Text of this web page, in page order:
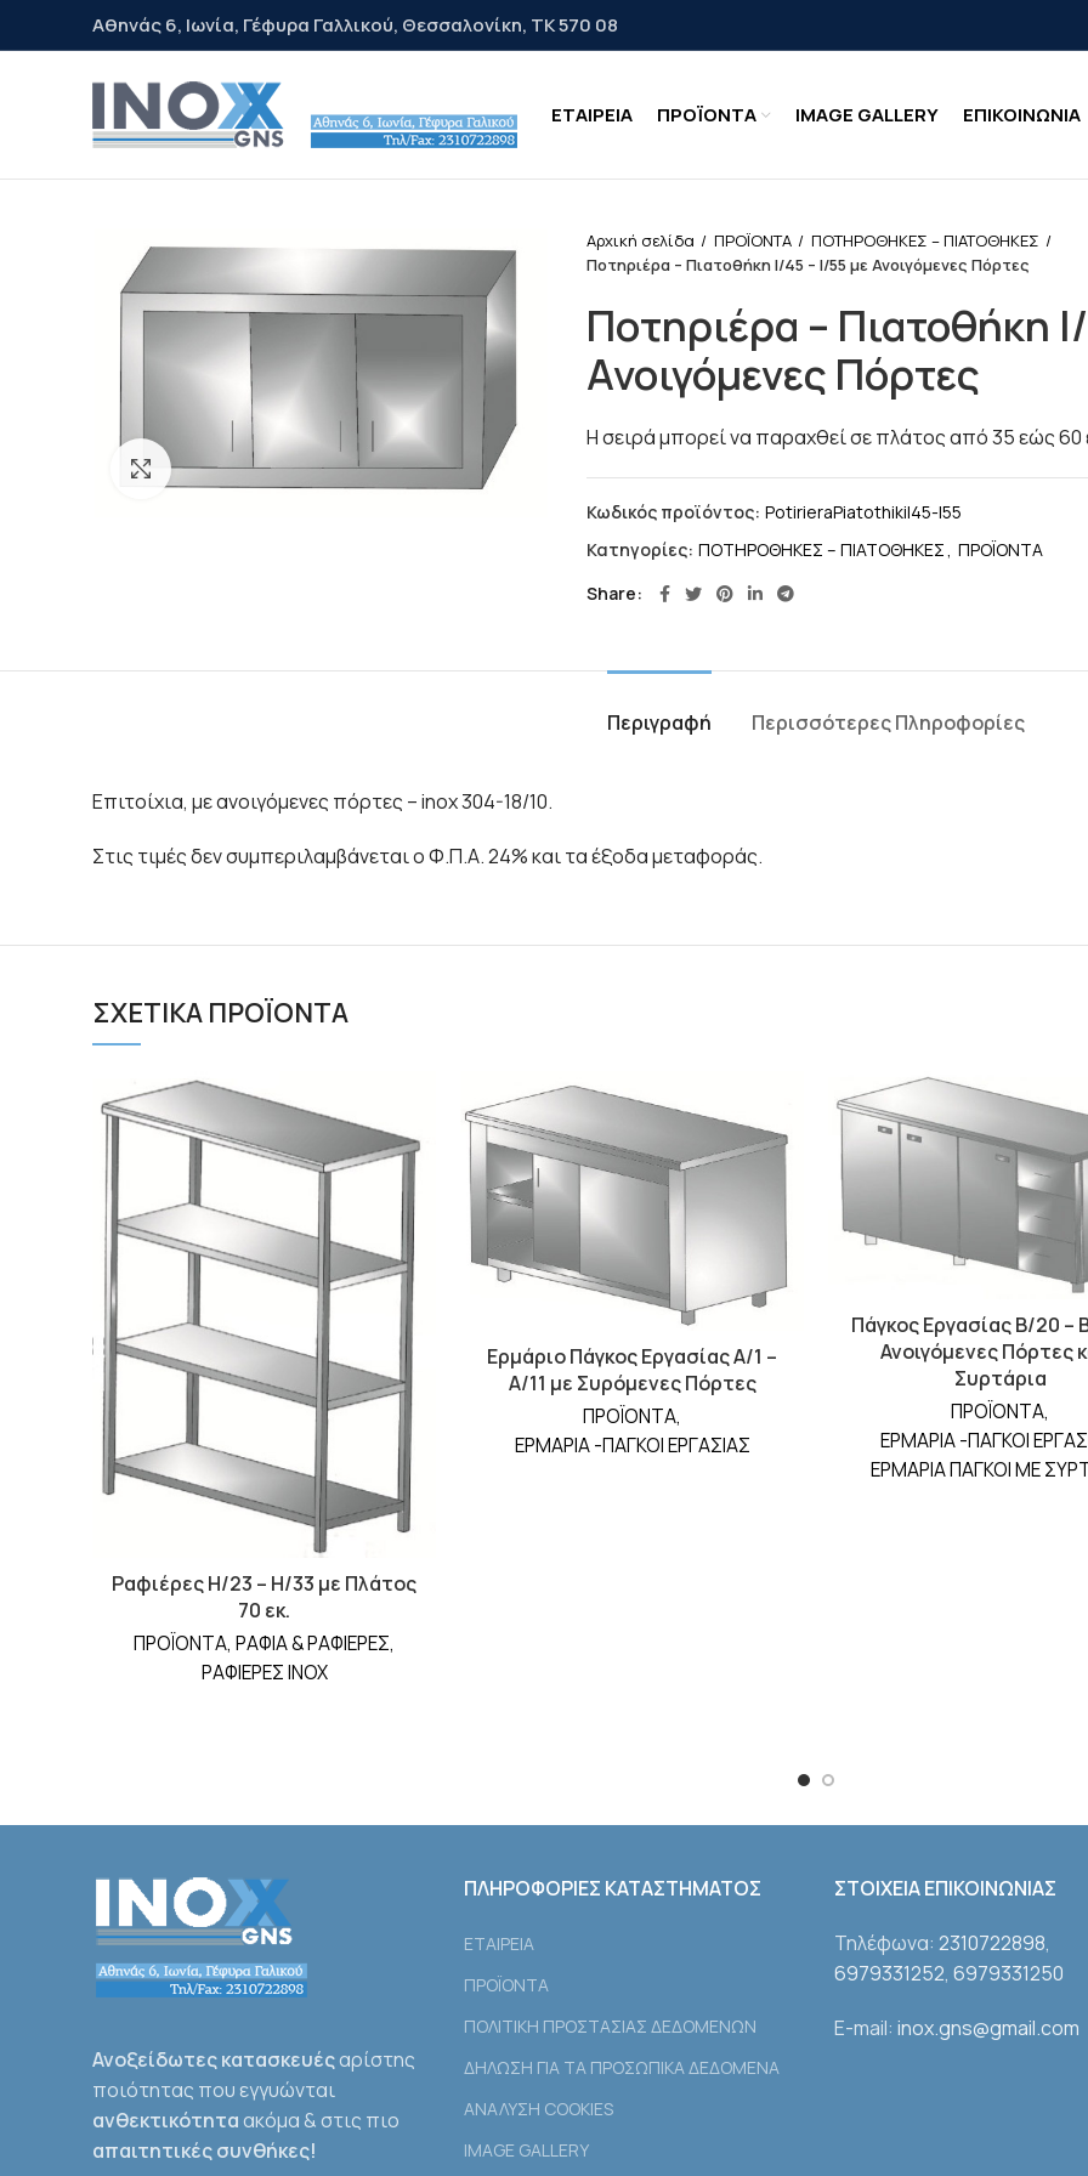
Αθηνάς 6, Ιωνία, Γέφυρα Γαλλικού, Θεσσαλονίκη, ΤΚ 570 08
ΕΤΑΙΡΕΙΑ ΠΡΟΪΟΝΤΑ IMAGE GALLERY ΕΠΙΚΟΙΝΩΝΙΑ
Κλικ για μεγέθυνση
Αρχική σελίδα ΠΡΟΪΟΝΤΑ
ΠΟΤΗΡΟΘΗΚΕΣ – ΠΙΑΤΟΘΗΚΕΣ
Ποτηριέρα – Πιατοθήκη Ι/45 – Ι/55 με Ανοιγόμενες Πόρτες
Ποτηριέρα – Πιατοθήκη
Ανοιγόμενες Πόρτες
Η σειρά μπορεί να παραχθεί σε πλάτος από 35 εώς 60
Κωδικός προϊόντος: PotirieraPiatothikiI45-I55
Κατηγορίες: ΠΟΤΗΡΟΘΗΚΕΣ – ΠΙΑΤΟΘΗΚΕΣ, ΠΡΟΪΟΝΤΑ
Share
Περιγραφή Περισσότερες Πληροφορίες
Eπιτοίχια, με ανοιγόμενες πόρτες – inox 304-18/10.
Στις τιμές δεν συμπεριλαμβάνεται ο Φ.Π.Α. 24% και τα έξοδα μεταφοράς.
ΣΧΕΤΙΚΆ ΠΡΟΪΌΝΤΑ
Ραφιέρες Η/23 – Η/33 με Πλάτος
70 εκ.
ΠΡΟΪΟΝΤΑ, ΡΑΦΙΑ & ΡΑΦΙΕΡΕΣ,
ΡΑΦΙΕΡΕΣ INOX
Ερμάριο Πάγκος Εργασίας A/1 –
A/11 με Συρόμενες Πόρτες
ΠΡΟΪΟΝΤΑ,
ΕΡΜΑΡΙΑ -ΠΑΓΚΟΙ ΕΡΓΑΣΙΑΣ
Πάγκος Εργασίας Β/20 –
Ανοιγόμενες Πόρτες
Συρτάρια
ΠΡΟΪΟΝΤΑ,
ΕΡΜΑΡΙΑ -ΠΑΓΚΟΙ
ΕΡΜΑΡΙΑ ΠΑΓΚΟΙ ΜΕ
Ανοξείδωτες κατασκευέςαρίστης
ποιότητας που εγγυώνται
ανθεκτικότηταακόμα & στις πιο
απαιτητικές συνθήκες!
ΠΛΗΡΟΦΟΡΙΕΣ ΚΑΤΑΣΤΗΜΑΤΟΣ
ΕΤΑΙΡEΙΑ
ΠΡΟΪΟΝΤΑ
ΠΟΛΙΤΙΚΗ ΠΡΟΣΤΑΣΙΑΣ ΔΕΔΟΜΕΝΩΝ
ΔΗΛΩΣΗ ΓΙΑ ΤΑ ΠΡΟΣΩΠΙΚΑ ΔΕΔΟΜΕΝΑ
ΑΝΑΛΥΣΗ COOKIES
IMAGE GALLERY
ΣΤΟΙΧΕΙΑ ΕΠΙΚΟΙΝΩΝΙΑΣ
Τηλέφωνα: 2310722898,
6979331252, 6979331250
E-mail: inox.gns@gmail.com